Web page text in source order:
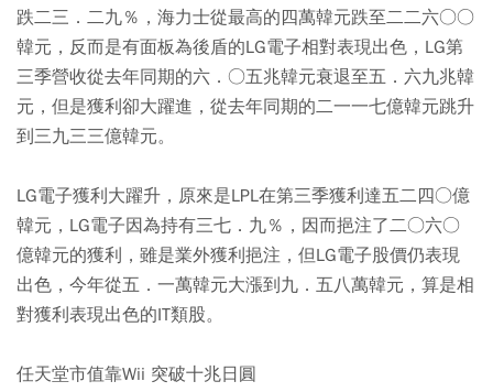
跌二三．二九％，海力士從最高的四萬韓元跌至二二六○○
韓元，反而是有面板為後盾的LG電子相對表現出色，LG第
三季營收從去年同期的六．○五兆韓元衰退至五．六九兆韓
元，但是獲利卻大躍進，從去年同期的二一一七億韓元跳升
到三九三三億韓元。
LG電子獲利大躍升，原來是LPL在第三季獲利達五二四○億
韓元，LG電子因為持有三七．九％，因而挹注了二○六○
億韓元的獲利，雖是業外獲利挹注，但LG電子股價仍表現
出色，今年從五．一萬韓元大漲到九．五八萬韓元，算是相
對獲利表現出色的IT類股。
任天堂市值靠Wii 突破十兆日圓